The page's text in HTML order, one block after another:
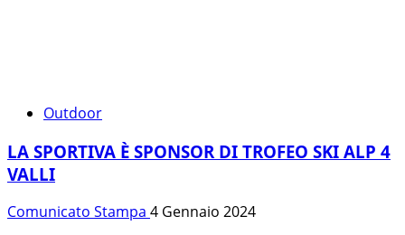
Outdoor
LA SPORTIVA È SPONSOR DI TROFEO SKI ALP 4
VALLI
Comunicato Stampa 4 Gennaio 2024